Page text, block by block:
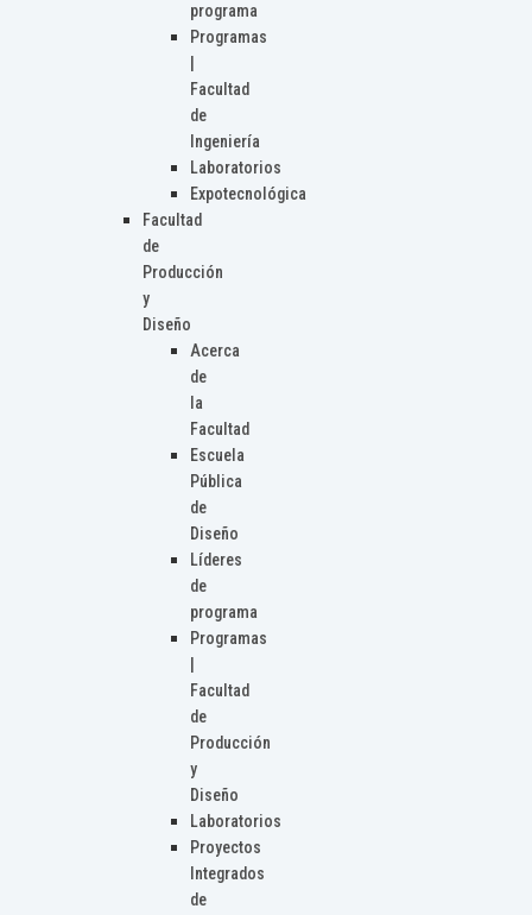
programa
Programas
Facultad
de
Ingeniería
Laboratorios
Expotecnológica
Facultad
de
Producción
y
Diseño
Acerca
de
la
Facultad
Escuela
Pública
de
Diseño
Líderes
de
programa
Programas
Facultad
de
Producción
y
Diseño
Laboratorios
Proyectos
Integrados
de